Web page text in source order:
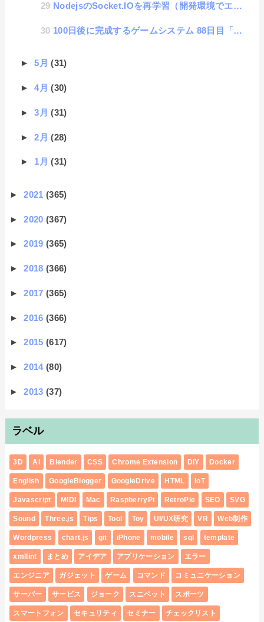
NodejsのSocket.IOを再学習（開発環境でエラーを出さないために）
100日後に完成するゲームシステム 88日目「路線変更」
►5月(31)
►4月(30)
►3月(31)
►2月(28)
► 1月(31)
►2021(365)
►2020(367)
►2019(365)
►2018(366)
►2017(365)
►2016(366)
►2015(617)
►2014(80)
►2013(37)
ラベル
3D AI Blender CSS Chrome Extension DIY Docker
English GoogleBlogger GoogleDrive HTML IoT
Javascript MIDI Mac RaspberryPi RetroPie SEO SVG
Sound Three.js Tips Tool Toy UI/UX研究 VR Web制作
Wordpress chart.js git iPhone mobile sql template
xmllint まとめ アイデア アプリケーション エラー
エンジニア ガジェット ゲーム コマンド コミュニケーション
サーバー サービス ジョーク スニペット スポーツ
スマートフォン セキュリティ セミナー チェックリスト